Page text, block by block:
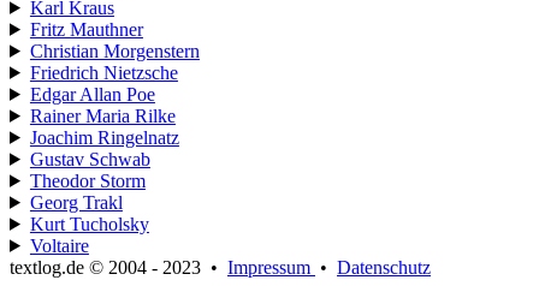
Karl Kraus
Fritz Mauthner
Christian Morgenstern
Friedrich Nietzsche
Edgar Allan Poe
Rainer Maria Rilke
Joachim Ringelnatz
Gustav Schwab
Theodor Storm
Georg Trakl
Kurt Tucholsky
Voltaire
textlog.de © 2004 - 2023 • Impressum • Datenschutz